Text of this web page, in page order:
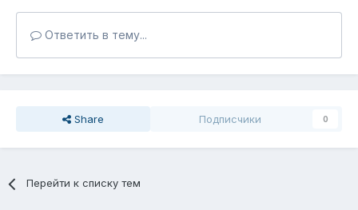
Ответить в тему...
Share Подписчики 0
Перейти к списку тем